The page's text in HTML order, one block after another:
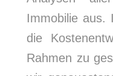
Immobilie aus.
die
Rahmen zu